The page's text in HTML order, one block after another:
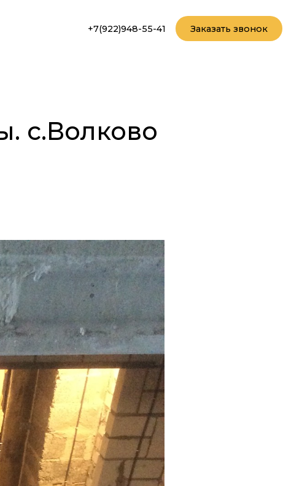
+7(922)948-55-41 Заказать звонок
с.Волково